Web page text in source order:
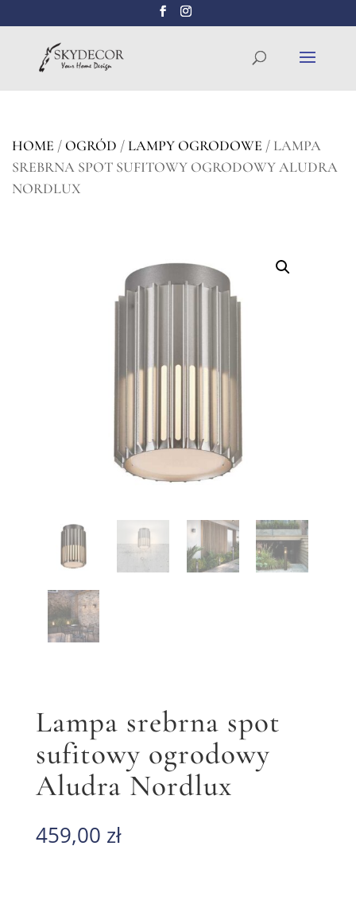
HOME /OGRÓD /LAMPY OGRODOWE / LAMPA
SREBRNA SPOT SUFITOWY OGRODOWY ALUDRA
NORDLUX
Lampa srebrna spot
sufitowy ogrodowy
Aludra Nordlux
459,00 zł